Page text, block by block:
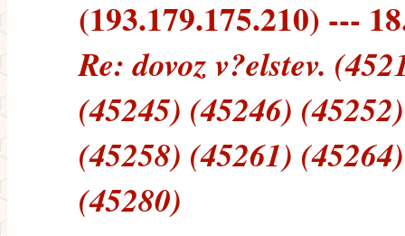
(193.179.175.210) ---
Re: dovoz v?elstev.
(45245) (45246)
(45258) (45261)
(45280)